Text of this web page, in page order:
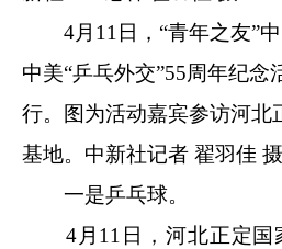
4月11日，“青年之友”中
中美“乒乓外交”55周年纪念
行。图为活动嘉宾参访河北
基地。 中新社记者 翟羽佳 摄
一是乒乓球。
4月11日，河北正定国